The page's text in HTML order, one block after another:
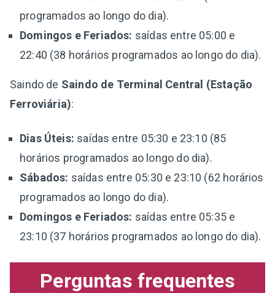
programados ao longo do dia).
Domingos e Feriados: saídas entre 05:00 e
22:40 (38 horários programados ao longo do dia).
Saindo de Saindo de Terminal Central (Estação
Ferroviária):
Dias Úteis: saídas entre 05:30 e 23:10 (85
horários programados ao longo do dia).
Sábados: saídas entre 05:30 e 23:10 (62 horários
programados ao longo do dia).
Domingos e Feriados: saídas entre 05:35 e
23:10 (37 horários programados ao longo do dia).
Perguntas frequentes